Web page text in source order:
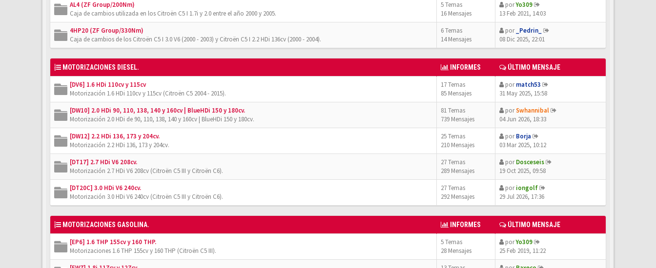
AL4 (ZF Group/200Nm)
Caja de cambios utilizada en los Citroën C5 I 1.7i y 2.0 entre el año 2000 y 2005.
5 Temas
16 Mensajes
porYo309
13 Feb 2021, 14:03
4HP20 (ZF Group/330Nm)
Caja de cambios de los Citroën C5 I 3.0 V6 (2000 - 2003) y Citroën C5 I 2.2 HDi 136cv (2000 - 2004).
6 Temas
14 Mensajes
por _Pedrin_
08 Dic 2025, 22:01
MOTORIZACIONES DIESEL. INFORMES ÚLTIMO MENSAJE
[DV6] 1.6 HDi 110cv y 115cv
Motorización 1.6 HDi 110cv y 115cv (Citroën C5 2004 - 2015).
17 Temas
85 Mensajes
pormatch53
31 May 2025, 15:58
[DW10] 2.0 HDi 90, 110, 138, 140 y 160cv | BlueHDi 150 y 180cv.
Motorización 2.0 HDi de 90, 110, 138, 140 y 160cv | BlueHDi 150 y 180cv.
81 Temas
739 Mensajes
porSwhannibal
04 Jun 2026, 18:33
[DW12] 2.2 HDi 136, 173 y 204cv.
Motorización 2.2 HDi 136, 173 y 204cv.
25 Temas
210 Mensajes
porBorja
03 Mar 2025, 10:12
[DT17] 2.7 HDi V6 208cv.
Motorización 2.7 HDi V6 208cv (Citroën C5 III y Citroën C6).
27 Temas
289 Mensajes
porDosceseis
19 Oct 2025, 09:58
[DT20C] 3.0 HDi V6 240cv.
Motorización 3.0 HDi V6 240cv (Citroën C5 III y Citroën C6).
27 Temas
292 Mensajes
poriongolf
29 Jul 2026, 17:36
MOTORIZACIONES GASOLINA. INFORMES ÚLTIMO MENSAJE
[EP6] 1.6 THP 155cv y 160 THP.
Motorizaciones 1.6 THP 155cv y 160 THP (Citroën C5 III).
5 Temas
28 Mensajes
porYo309
25 Feb 2019, 11:22